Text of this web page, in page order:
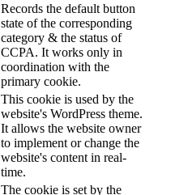
Records the default button
state of the corresponding
category & the status of
CCPA. It works only in
coordination with the
primary cookie.
This cookie is used by the
website's WordPress theme.
It allows the website owner
to implement or change the
website's content in real-
time.
The cookie is set by the